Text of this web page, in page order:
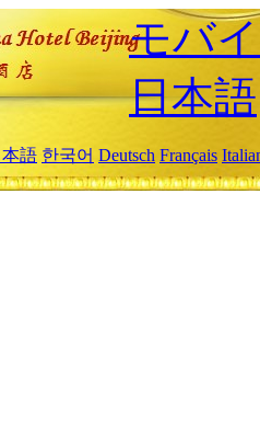
モバ
日本語
本語 한국어 Deutsch Français